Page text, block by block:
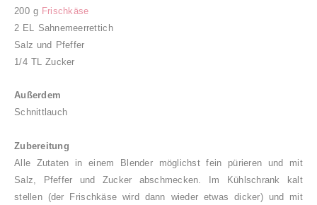
200 g Frischkäse
2 EL Sahnemeerrettich
Salz und Pfeffer
1/4 TL Zucker
Außerdem
Schnittlauch
Zubereitung
Alle Zutaten in einem Blender möglichst fein pürieren und mit
Salz, Pfeffer und Zucker abschmecken. Im Kühlschrank kalt
stellen (der Frischkäse wird dann wieder etwas dicker) und mit